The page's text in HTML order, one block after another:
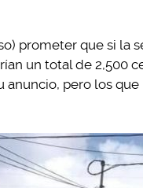
prometer que si la
un total de 2,500
anuncio, pero los